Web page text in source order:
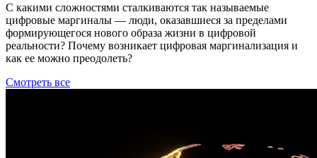
С какими сложностями сталкиваются так называемые
цифровые маргиналы ― люди, оказавшиеся за пределами
формирующегося нового образа жизни в цифровой
реальности? Почему возникает цифровая маргинализация и
как ее можно преодолеть?
Смотреть все